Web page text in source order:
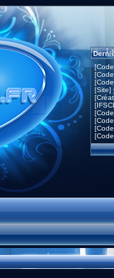
[Site]